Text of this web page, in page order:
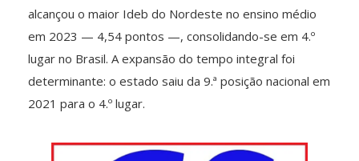
alcançou o maior Ideb do Nordeste no ensino médio
em 2023 — 4,54 pontos —, consolidando-se em 4.º
lugar no Brasil. A expansão do tempo integral foi
determinante: o estado saiu da 9.ª posição nacional em
2021 para o 4.º lugar.